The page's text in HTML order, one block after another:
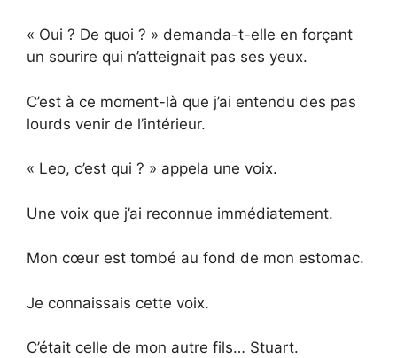
« Oui ? De quoi ? » demanda-t-elle en forçant
un sourire qui n’atteignait pas ses yeux.
C’est à ce moment-là que j’ai entendu des pas
lourds venir de l’intérieur.
« Leo, c’est qui ? » appela une voix.
Une voix que j’ai reconnue immédiatement.
Mon cœur est tombé au fond de mon estomac.
Je connaissais cette voix.
C’était celle de mon autre fils… Stuart.